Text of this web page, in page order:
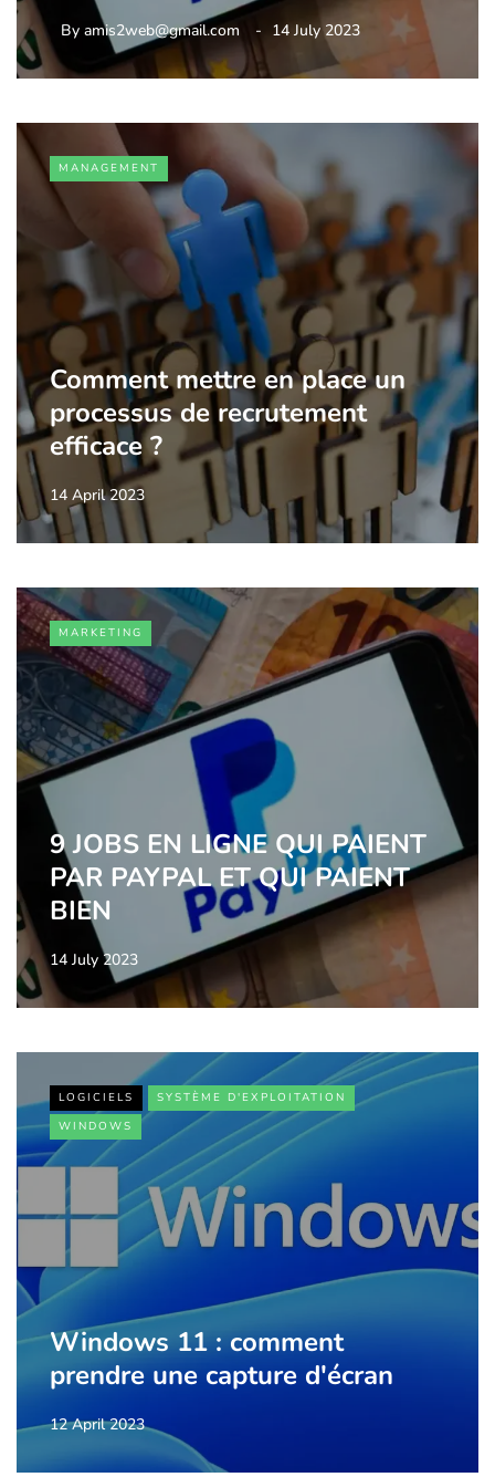
By amis2web@gmail.com 14 July 2023
MANAGEMENT
Comment mettre en place un
processus de recrutement
efficace ?
14 April 2023
MARKETING
9 JOBS EN LIGNE QUI PAIENT
PAR PAYPAL ET QUI PAIENT
BIEN
14 July 2023
LOGICIELS
SYSTÈME D'EXPLOITATION
WINDOWS
Windows 11 : comment
prendre une capture d'écran
12 April 2023